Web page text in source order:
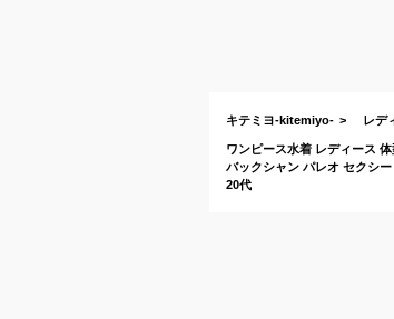
キテミヨ-kitemiyo- レデ
ワンピース水着 レディース
バックシャン パレオ セクシ
20代